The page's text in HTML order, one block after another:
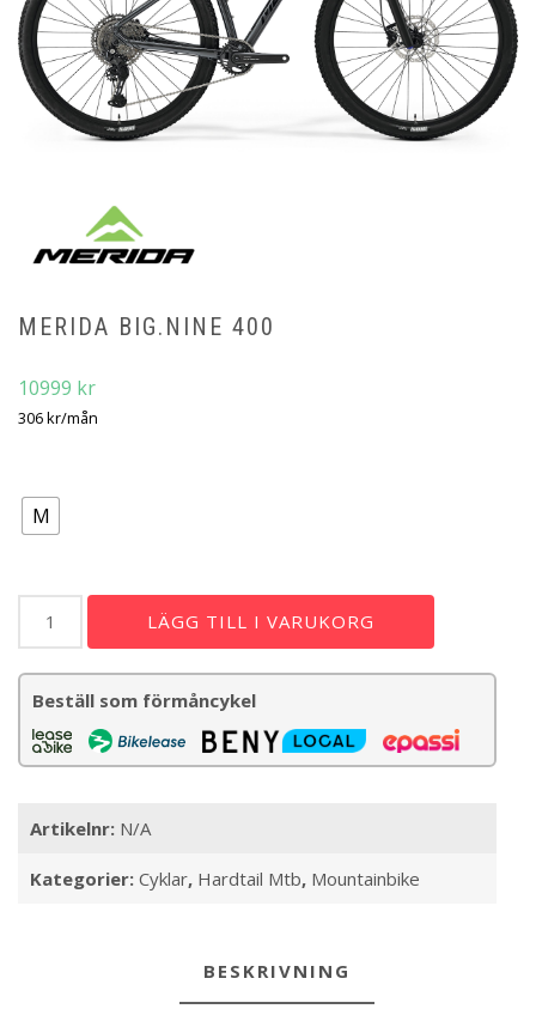
MERIDA BIG.NINE 400
10999 kr
306kr/mån
M
BIG.NINE
LÄGG TILL I VARUKORG
Beställ som förmåncykel
Artikelnr: N/A
Kategorier: Cyklar, Hardtail Mtb, Mountainbike
BESKRIVNING